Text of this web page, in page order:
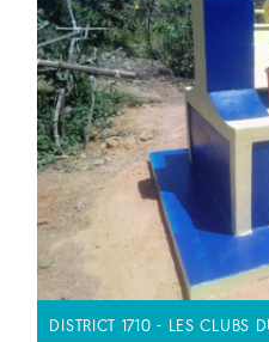
DISTRICT 1710 - LES CLUBS